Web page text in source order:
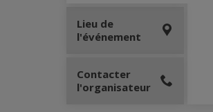
Lieu de
l'événement
Contacter
l'organisateur